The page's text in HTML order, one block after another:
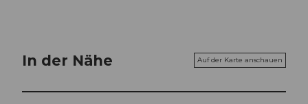
In der Nähe Auf der Karte anschauen